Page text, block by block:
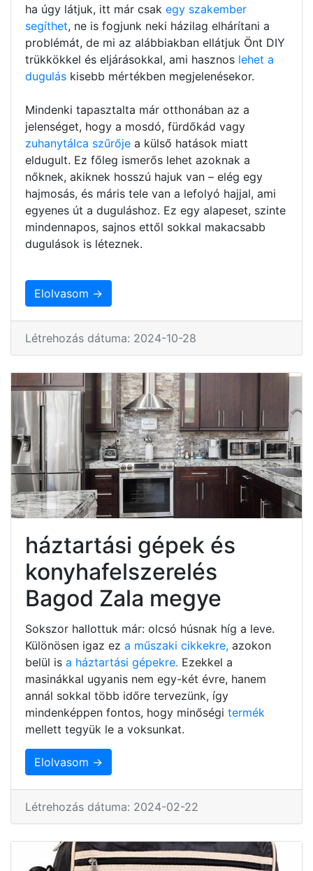
ha úgy látjuk, itt már csak egy szakember
segíthet, ne is fogjunk neki házilag elhárítani a
problémát, de mi az alábbiakban ellátjuk Önt DIY
trükkökkel és eljárásokkal, ami hasznos lehet a
dugulás kisebb mértékben megjelenésekor.
Mindenki tapasztalta már otthonában az a
jelenséget, hogy a mosdó, fürdőkád vagy
zuhanytálca szűrője a külső hatások miatt
eldugult. Ez főleg ismerős lehet azoknak a
nőknek, akiknek hosszú hajuk van – elég egy
hajmosás, és máris tele van a lefolyó hajjal, ami
egyenes út a duguláshoz. Ez egy alapeset, szinte
mindennapos, sajnos ettől sokkal makacsabb
dugulások is léteznek.
Elolvasom →
Létrehozás dátuma: 2024-10-28
háztartási gépek és
konyhafelszerelés
Bagod Zala megye
Sokszor hallottuk már: olcsó húsnak híg a leve.
Különösen igaz ez a műszaki cikkekre, azokon
belül is a háztartási gépekre. Ezekkel a
masinákkal ugyanis nem egy-két évre, hanem
annál sokkal több időre tervezünk, így
mindenképpen fontos, hogy minőségi termék
mellett tegyük le a voksunkat.
Elolvasom →
Létrehozás dátuma: 2024-02-22